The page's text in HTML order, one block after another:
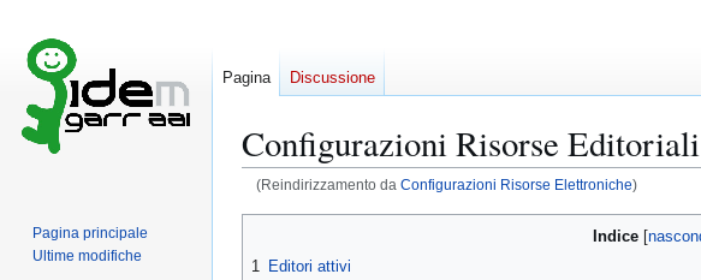
Configurazioni Risorse Editoriali
(Reindirizzamento da Configurazioni Risorse Elettroniche)
Indice
1
Editori attivi
Pagina Discussione
Pagina principale
Ultime modifiche